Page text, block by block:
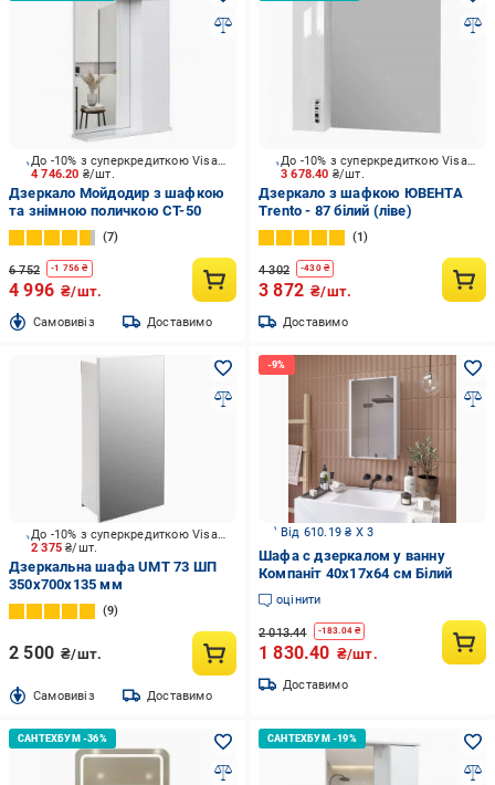
4 746.20 ₴/шт.
До -10% з суперкредиткою Visa Вигода
Дзеркало Мойдодир з шафкою
та знімною поличкою СТ-50
7
6 752 -1 756 ₴
4 996 ₴/шт.
Cамовивіз Доставимо
3 678.40 ₴/шт.
До -10% з суперкредиткою Visa Вигода
Дзеркало з шафкою ЮВЕНТА
Trento - 87 білий (ліве)
1
4 302 -430₴
3 872 ₴/шт.
Доставимо
2 375₴/шт.
До -10% з суперкредиткою Visa Вигода
Дзеркальна шафа UMT 73 ШП
350х700х135 мм
9
2 500 ₴/шт.
Cамовивіз Доставимо
Від 610.19 ₴ X 3
Шафа с дзеркалом у ванну
Компаніт 40х17х64 см Білий
оцінити
2 013.44 -183.04₴
1 830.40 ₴/шт.
Доставимо